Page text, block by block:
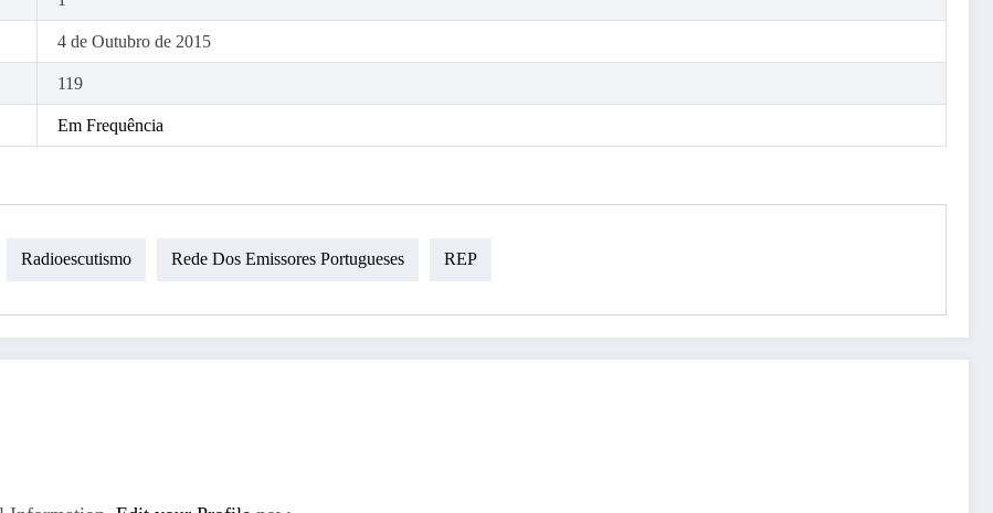
4 de Outubro de 2015
119
Em Frequência
Radioescutismo Rede Dos Emissores Portugueses REP